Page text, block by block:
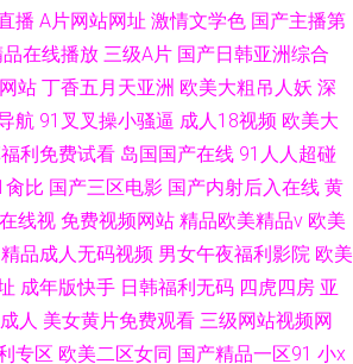
播 A片网站网址 激情文学色 国产主播第
品在线播放 三级A片 国产日韩亚洲综合
站 丁香五月天亚洲 欧美大粗吊人妖 深
航 91叉叉操小骚逼 成人18视频 欧美大
利免费试看 岛国国产在线 91人人超碰
肏比 国产三区电影 国产内射后入在线 黄
线视 免费视频网站 精品欧美精品v 欧美
精品成人无码视频 男女午夜福利影院 欧美
成年版快手 日韩福利无码 四虎四房 亚
人 美女黄片免费观看 三级网站视频网
专区 欧美二区女同 国产精品一区91 小x